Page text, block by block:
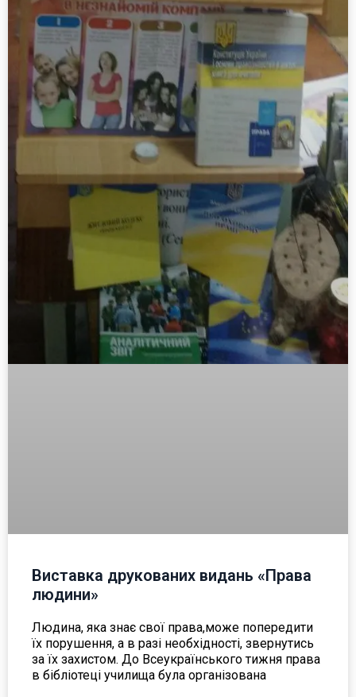
Виставка друкованих видань «Права
людини»
Людина, яка знає свої права,може попередити
їх порушення, а в разі необхідності, звернутись
за їх захистом. До Всеукраїнського тижня права
в бібліотеці училища була організована